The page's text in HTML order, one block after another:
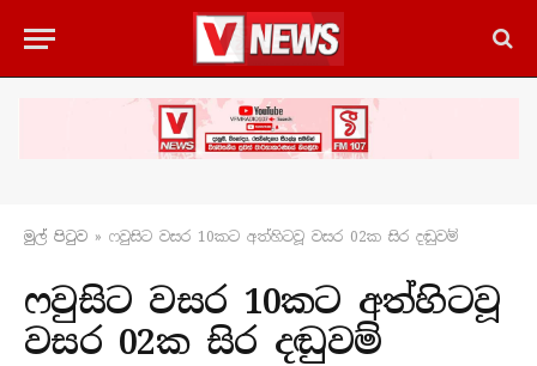
මුල් පිටු​ව » ෆවුසිට වසර 10කට අත්හිටවූ වසර 02ක සිර දඬුවම්
ෆවුසිට වසර 10කට අත්හිටවූ
වසර 02ක සිර දඬුවම්